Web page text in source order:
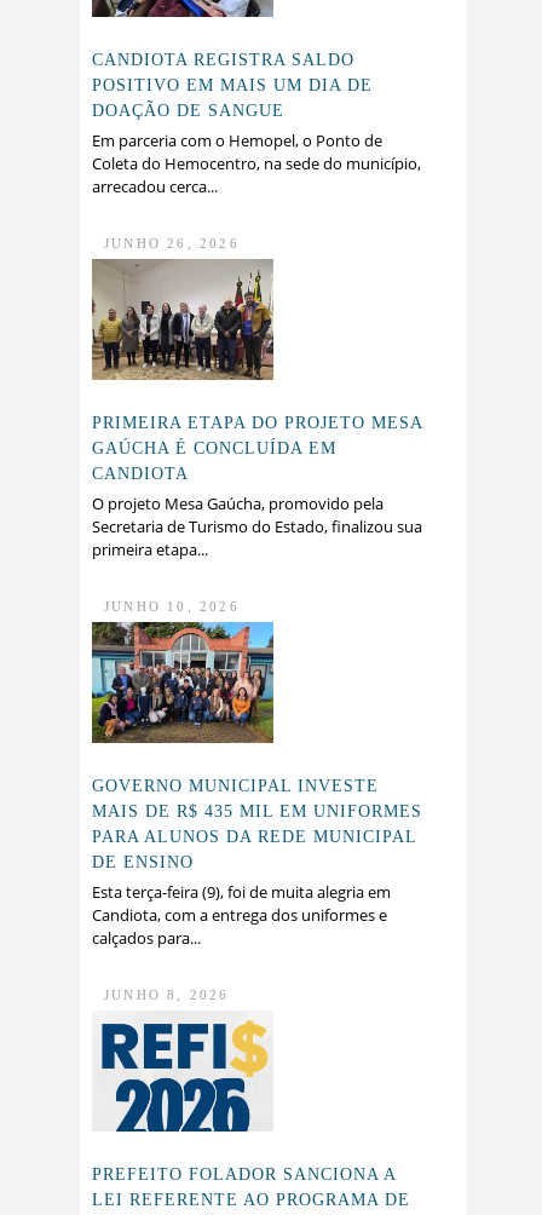
CANDIOTA REGISTRA SALDO
POSITIVO EM MAIS UM DIA DE
DOAÇÃO DE SANGUE
Em parceria com o Hemopel, o Ponto de
Coleta do Hemocentro, na sede do município,
arrecadou cerca...
JUNHO 26, 2026
PRIMEIRA ETAPA DO PROJETO MESA
GAÚCHA É CONCLUÍDA EM
CANDIOTA
O projeto Mesa Gaúcha, promovido pela
Secretaria de Turismo do Estado, finalizou sua
primeira etapa...
JUNHO 10, 2026
GOVERNO MUNICIPAL INVESTE
MAIS DE R$ 435 MIL EM UNIFORMES
PARA ALUNOS DA REDE MUNICIPAL
DE ENSINO
Esta terça-feira (9), foi de muita alegria em
Candiota, com a entrega dos uniformes e
calçados para...
JUNHO 8, 2026
PREFEITO FOLADOR SANCIONA A
LEI REFERENTE AO PROGRAMA DE